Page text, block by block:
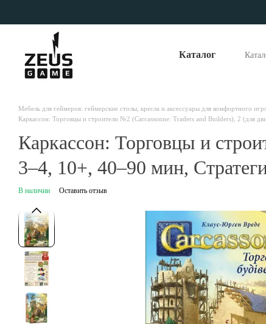
Каталог
Мебель для геймеров: геймерские столы, кресла и аксессуары для комфортного
Каркаcсон: Торговцы и строители №2 (Carcassonne: Traders and Builders), 2 (для
Каркаcсон: Торговцы и
3–4, 10+, 40–90 мин,
В наличии Оставить отзыв